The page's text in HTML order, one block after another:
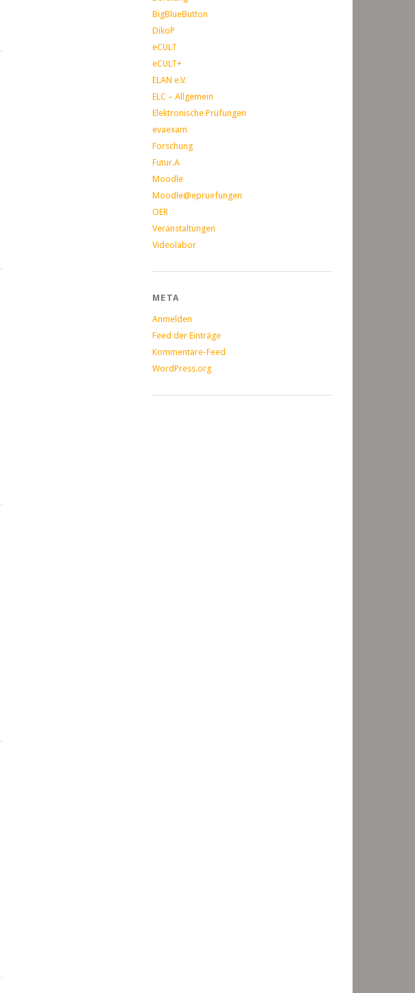
BigBlueButton
DikoP
eCULT
eCULT+
ELAN e.V.
ELC – Allgemein
Elektronische Prüfungen
evaexam
Forschung
Futur.A
Moodle
Moodle@epruefungen
OER
Veranstaltungen
Videolabor
META
Anmelden
Feed der Einträge
Kommentare-Feed
WordPress.org